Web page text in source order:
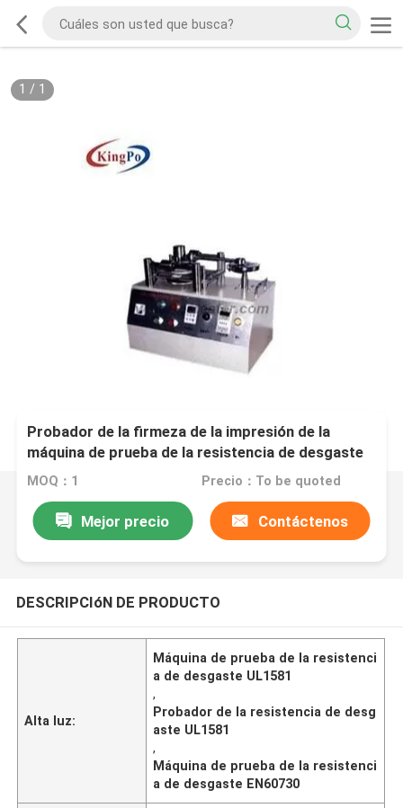
1 / 1
Probador de la firmeza de la impresión de la
máquina de prueba de la resistencia de desgaste
de UL1581 EN60730
MOQ：1 Precio：To be quoted
Mejor precio Contáctenos
DESCRIPCIóN DE PRODUCTO
Alta luz:
Máquina de prueba de la resistenci
a de desgaste UL1581
,
Probador de la resistencia de desg
aste UL1581
,
Máquina de prueba de la resistenci
a de desgaste EN60730